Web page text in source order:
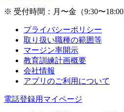
※ 受付時間：月〜金（9:30〜18:00
プライバシーポリシー
取り扱い職種の範囲等
マージン率開示
教育訓練計画概要
会社情報
アプリのご利用について
電話登録用マイページ